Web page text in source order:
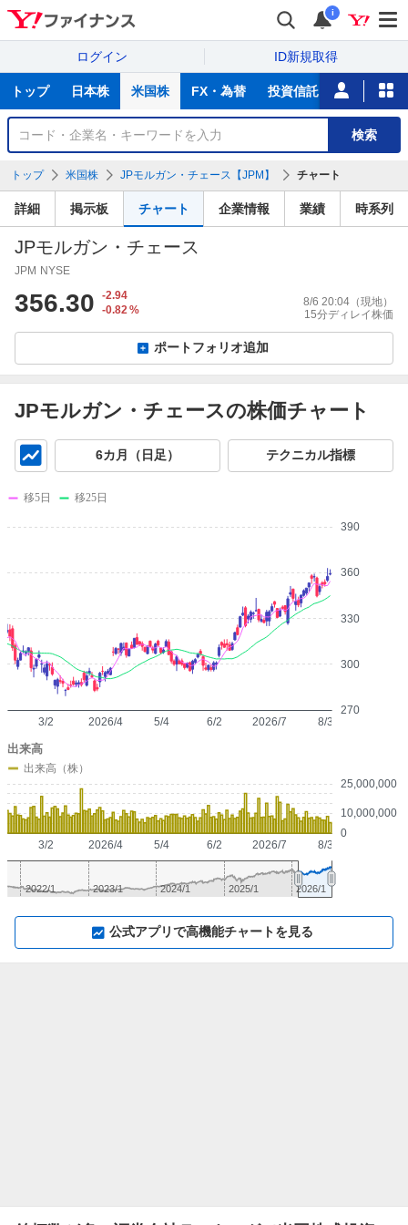
i
ログイン ID新規取得
サ
トップ 日本株 米国株 FX・為替 投資信託 ニュース
銘
検
索
検索
トップ 米国株 JPモルガン・チェース【JPM】 チャート
詳細 掲示板 チャート 企業情報 業績 時系列
JPモルガン・チェース
JPM NYSE
356.30
-2.94
-0.82%
8/6 20:04 （現地）
15分ディレイ株価
ポートフォリオ追加
JPモルガン・チェースの株価チャート
6カ月（日足） テクニカル指標
270
300
330
360
390
2026/4 2026/7
3/2 5/4 6/2 8/3
移5日 移25日
0
10,000,000
25,000,000
2026/4 2026/7
3/2 5/4 6/2 8/3
出来高
出来高（株）
2023/1 2025/1
2022/1 2024/1 2026/1
公式アプリで高機能チャートを見る